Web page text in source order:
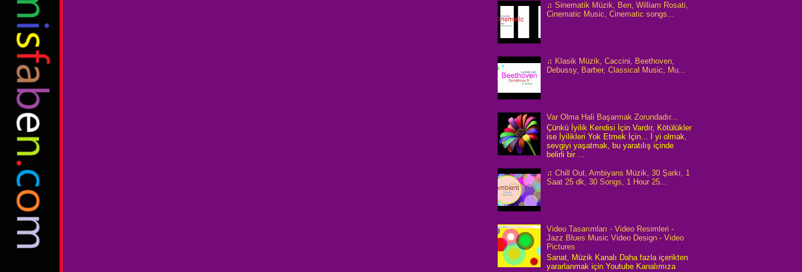
♫ Sinematik Müzik, Ben, William Rosati,
Cinematic Music, Cinematic songs...
♫ Klasik Müzik, Caccini, Beethoven,
Debussy, Barber, Classical Music, Mu...
Var Olma Hali Başarmak Zorundadır...
Çünkü İyilik Kendisi İçin Vardır, Kötülükler
ise İyilikleri Yok Etmek İçin... İ yi olmak,
sevgiyi yaşatmak, bu yaratılış içinde
belirli bir ...
♫ Chill Out, Ambiyans Müzik, 30 Şarkı, 1
Saat 25 dk, 30 Songs, 1 Hour 25...
Video Tasarımları - Video Resimleri -
Jazz Blues Music Video Design - Video
Pictures
Sanat, Müzik Kanalı Daha fazla içerikten
yararlanmak için Youtube Kanalımıza